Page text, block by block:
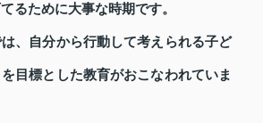
るために大事な時期です。
、自分から行動して考えられる子ど
目標とした教育がおこなわれていま